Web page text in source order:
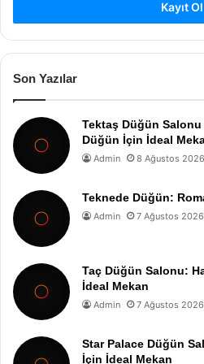
Kayıt Ol
Son Yazılar
Tektaş Düğün
Düğün İçin İdeal
Admin 8 Ağustos 2026
Teknede Düğün:
Admin 7 Ağustos 2026
Taç Düğün Salonu:
İdeal Mekan
Admin 7 Ağustos 2026
Star Palace Düğün
İçin İdeal Mekan